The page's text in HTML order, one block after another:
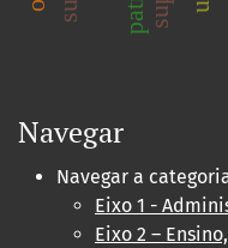
Navegar
Navegar a
Eixo 1 -
Eixo 2 –